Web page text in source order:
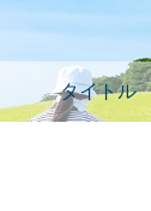
タイトル